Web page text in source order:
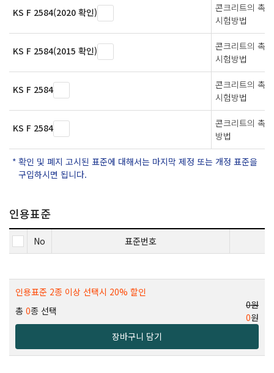
KS F 2584(2020 확인)
콘크리트의 촉
시험방법
KS F 2584(2015 확인)
콘크리트의 촉
시험방법
KS F 2584
콘크리트의 촉
시험방법
KS F 2584
콘크리트의 촉
방법
확인 및 폐지 고시된 표준에 대해서는 마지막 제정 또는 개정 표준을
구입하시면 됩니다.
인용표준
No 표준번호
인용표준 2종 이상 선택시 20% 할인
총 0종 선택
0원
0원
장바구니 담기